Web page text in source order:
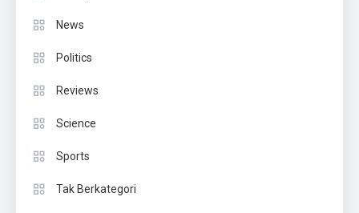
News
Politics
Reviews
Science
Sports
Tak Berkategori